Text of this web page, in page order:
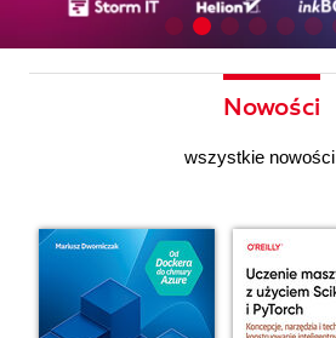
Nowości
wszystkie nowości